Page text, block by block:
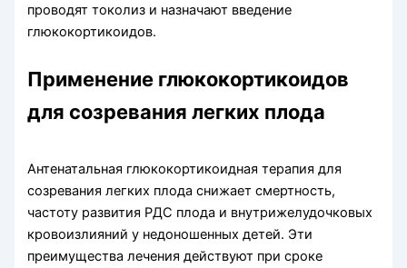
проводят токолиз и назначают введение
глюкокортикоидов.
Применение глюкокортикоидов
для созревания легких плода
Антенатальная глюкокортикоидная терапия для
созревания легких плода снижает смертность,
частоту развития РДС плода и внутрижелудочковых
кровоизлияний у недоношенных детей. Эти
преимущества лечения действуют при сроке